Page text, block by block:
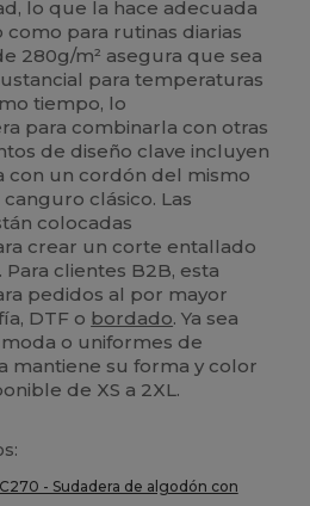
lo que la hace adecuada
como para rutinas diarias
280g/m² asegura que sea
para temperaturas
tiempo, lo
para combinarla con otras
de diseño clave incluyen
con un cordón del mismo
clásico. Las
colocadas
crear un corte entallado
clientes B2B, esta
pedidos al por mayor
DTF o bordado. Ya sea
o uniformes de
mantiene su forma y color
de XS a 2XL.
- Sudadera de algodón con